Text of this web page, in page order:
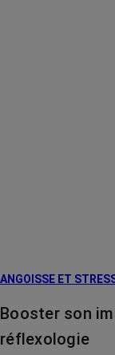
ANGOISSE ET
Booster son
réflexologie